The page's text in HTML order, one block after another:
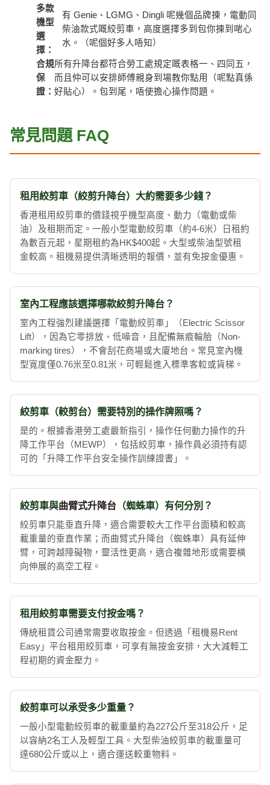
多款
機型
選
擇：
有 Genie、LGMG、Dingli 呢幾個品牌揀，電動同
柴油款式嘅絞剪車，高度選擇多到包你揀到啱心
水。（呢個好多人唔知）
合規
保
證：
所有升降台都符合勞工處規定嘅表格一、四同五，
而且仲可以安排師傅親身到場教你點用（呢點真係
好貼心）。包到尾，唔使擔心操作問題。
常見問題 FAQ
租用絞剪車（絞剪升降台）大約需要多少錢？
香港租用絞剪車的價錢視乎機型高度、動力（電動或柴
油）及租期而定。一般小型電動絞剪車（約4-6米）日租約
為數百元起，星期租約為HK$400起。大型或柴油型號租
金較高。租機易提供清晰透明的報價，並有免按金優惠。
室內工程應該選擇哪款絞剪升降台？
室內工程強烈建議選擇「電動絞剪車」（Electric Scissor
Lift），因為它零排放、低噪音，且配備無痕輪胎（Non-
marking tires），不會刮花商場或大廈地台。常見室內機
型寬度僅0.76米至0.81米，可輕鬆進入標準客𨋢或貨梯。
絞剪車（較剪台）需要特別的操作牌照嗎？
是的。根據香港勞工處最新指引，操作任何動力操作的升
降工作平台（MEWP），包括絞剪車，操作員必須持有認
可的「升降工作平台安全操作訓練證書」。
絞剪車與曲臂式升降台 （蜘蛛車）有何分別？
絞剪車只能垂直升降，適合需要較大工作平台面積和較高
載重量的垂直作業；而曲臂式升降台（蜘蛛車）具有延伸
臂，可跨越障礙物，靈活性更高，適合複雜地形或需要橫
向伸展的高空工程。
租用絞剪車需要支付按金嗎？
傳統租賃公司通常需要收取按金。但透過「租機易Rent
Easy」平台租用絞剪車，可享有無按金安排，大大減輕工
程初期的資金壓力。
絞剪車可以承受多少重量？
一般小型電動絞剪車的載重量約為227公斤至318公斤，足
以容納2名工人及輕型工具。大型柴油絞剪車的載重量可
達680公斤或以上，適合運送較重物料。